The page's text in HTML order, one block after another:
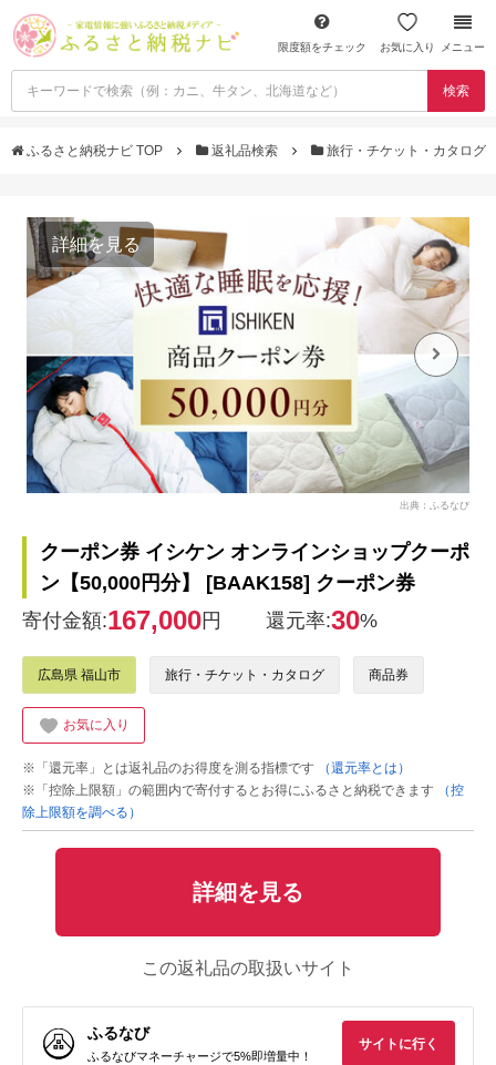
限度額をチェック お気に入り メニュー
検索
ふるさと納税ナビ TOP 返礼品検索 旅行・チケット・カタログ
詳細を見る
出典：ふるなび
クーポン券 イシケン オンラインショップクーポ
ン【50,000円分】 [BAAK158] クーポン券
寄付金額:167,000円 還元率:30%
広島県 福山市 旅行・チケット・カタログ 商品券
お気に入り
※「還元率」とは返礼品のお得度を測る指標です
（還元率とは）
※「控除上限額」の範囲内で寄付するとお得にふるさと納税できます
（控
除上限額を調べる）
詳細を見る
この返礼品の取扱いサイト
ふるなび
ふるなびマネーチャージで5%即増量中！
サイトに行く